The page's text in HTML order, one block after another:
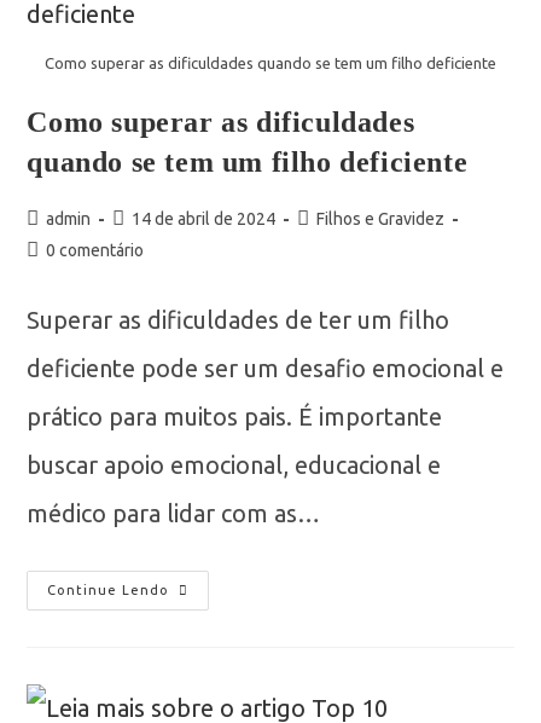
Como superar as dificuldades quando se tem um filho deficiente
Como superar as dificuldades
quando se tem um filho deficiente
admin 14 de abril de 2024
Filhos e Gravidez
0 comentário
Superar as dificuldades de ter um filho
deficiente pode ser um desafio emocional e
prático para muitos pais. É importante
buscar apoio emocional, educacional e
médico para lidar com as…
Continue Lendo